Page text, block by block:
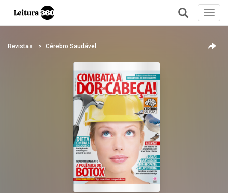
+
Revistas Cérebro Saudável